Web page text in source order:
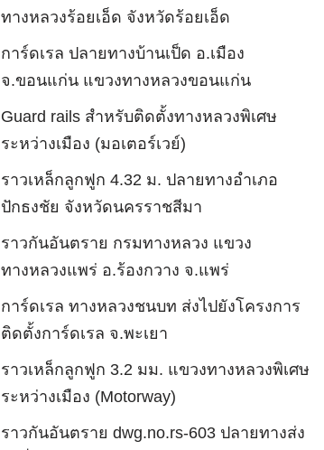
ทางหลวงร้อยเอ็ด จังหวัดร้อยเอ็ด
การ์ดเรล ปลายทางบ้านเป็ด อ.เมือง
จ.ขอนแก่น แขวงทางหลวงขอนแก่น
Guard rails สำหรับติดตั้งทางหลวงพิเศษ
ระหว่างเมือง (มอเตอร์เวย์)
ราวเหล็กลูกฟูก 4.32 ม. ปลายทางอำเภอ
ปักธงชัย จังหวัดนครราชสีมา
ราวกันอันตราย กรมทางหลวง แขวง
ทางหลวงแพร่ อ.ร้องกวาง จ.แพร่
การ์ดเรล ทางหลวงชนบท ส่งไปยังโครงการ
ติดตั้งการ์ดเรล จ.พะเยา
ราวเหล็กลูกฟูก 3.2 มม. แขวงทางหลวงพิเศษ
ระหว่างเมือง (Motorway)
ราวกันอันตราย dwg.no.rs-603 ปลายทางส่ง